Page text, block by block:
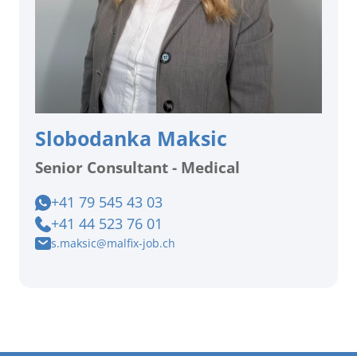
Slobodanka Maksic
Senior Consultant - Medical
+41 79 545 43 03
+41 44 523 76 01
s.maksic@malfix-job.ch